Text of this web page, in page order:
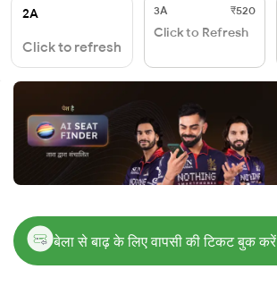
2A
Click to refresh
3A ₹520
Click to Refresh
बेला से बाढ़ के लिए वापसी की टिकट बुक करें